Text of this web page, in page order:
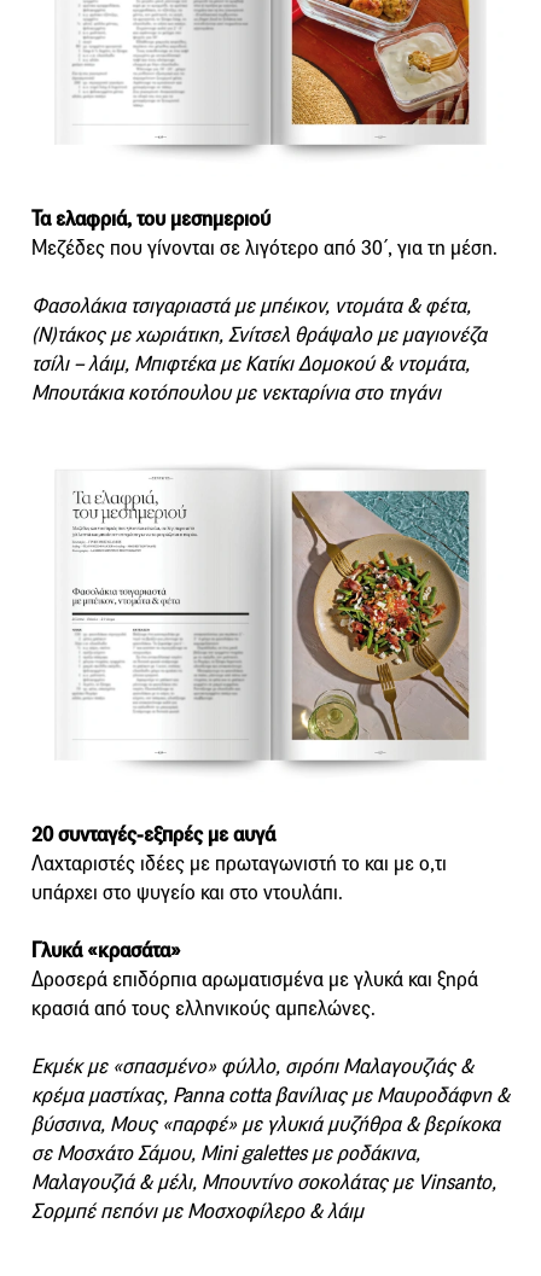
Τα ελαφριά, του μεσημεριού
Μεζέδες που γίνονται σε λιγότερο από 30΄, για τη μέση.
Φασολάκια τσιγαριαστά με μπέικον, ντομάτα & φέτα,
(N)τάκος με χωριάτικη, Σνίτσελ θράψαλο με μαγιονέζα
τσίλι – λάιμ, Μπιφτέκα με Κατίκι Δομοκού & ντομάτα,
Μπουτάκια κοτόπουλου με νεκταρίνια στο τηγάνι
20 συνταγές-εξπρές με αυγά
Λαχταριστές ιδέες με πρωταγωνιστή το και με ο,τι
υπάρχει στο ψυγείο και στο ντουλάπι.
Γλυκά «κρασάτα»
Δροσερά επιδόρπια αρωματισμένα με γλυκά και ξηρά
κρασιά από τους ελληνικούς αμπελώνες.
Εκμέκ με «σπασμένο» φύλλο, σιρόπι Μαλαγουζιάς &
κρέμα μαστίχας, Panna cotta βανίλιας με Μαυροδάφνη &
βύσσινα, Μους «παρφέ» με γλυκιά μυζήθρα & βερίκοκα
σε Μοσχάτο Σάμου, Mini galettes με ροδάκινα,
Μαλαγουζιά & μέλι, Μπουντίνο σοκολάτας με Vinsanto,
Σορμπέ πεπόνι με Μοσχοφίλερο & λάιμ